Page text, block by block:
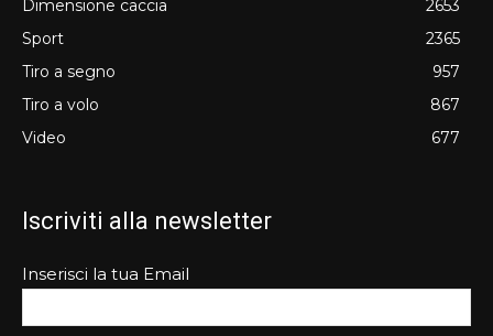
Dimensione caccia
2653
Sport
2365
Tiro a segno
957
Tiro a volo
867
Video
677
Iscriviti alla newsletter
Inserisci la tua Email